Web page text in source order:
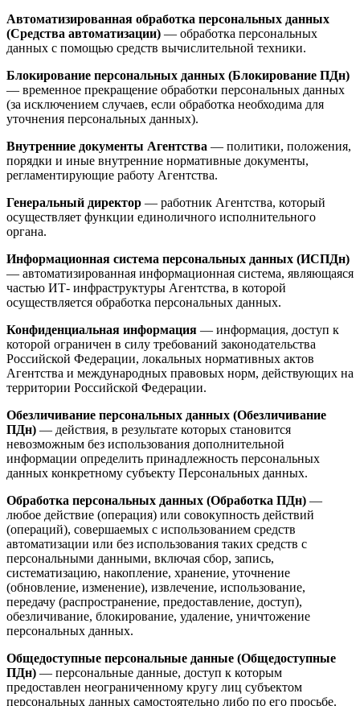
Автоматизированная обработка персональных данных
(Средства автоматизации) — обработка персональных
данных с помощью средств вычислительной техники.
Блокирование персональных данных (Блокирование ПДн)
— временное прекращение обработки персональных данных
(за исключением случаев, если обработка необходима для
уточнения персональных данных).
Внутренние документы Агентства — политики, положения,
порядки и иные внутренние нормативные документы,
регламентирующие работу Агентства.
Генеральный директор — работник Агентства, который
осуществляет функции единоличного исполнительного
органа.
Информационная система персональных данных (ИСПДн)
— автоматизированная информационная система, являющаяся
частью ИТ- инфраструктуры Агентства, в которой
осуществляется обработка персональных данных.
Конфиденциальная информация — информация, доступ к
которой ограничен в силу требований законодательства
Российской Федерации, локальных нормативных актов
Агентства и международных правовых норм, действующих на
территории Российской Федерации.
Обезличивание персональных данных (Обезличивание
ПДн) — действия, в результате которых становится
невозможным без использования дополнительной
информации определить принадлежность персональных
данных конкретному субъекту Персональных данных.
Обработка персональных данных (Обработка ПДн) —
любое действие (операция) или совокупность действий
(операций), совершаемых с использованием средств
автоматизации или без использования таких средств с
персональными данными, включая сбор, запись,
систематизацию, накопление, хранение, уточнение
(обновление, изменение), извлечение, использование,
передачу (распространение, предоставление, доступ),
обезличивание, блокирование, удаление, уничтожение
персональных данных.
Общедоступные персональные данные (Общедоступные
ПДн) — персональные данные, доступ к которым
предоставлен неограниченному кругу лиц субъектом
персональных данных самостоятельно либо по его просьбе.